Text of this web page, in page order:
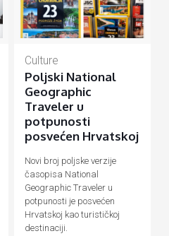
Culture
Poljski National
Geographic
Traveler u
potpunosti
posvećen Hrvatskoj
Novi broj poljske verzije
časopisa National
Geographic Traveler u
potpunosti je posvećen
Hrvatskoj kao turističkoj
destinaciji.